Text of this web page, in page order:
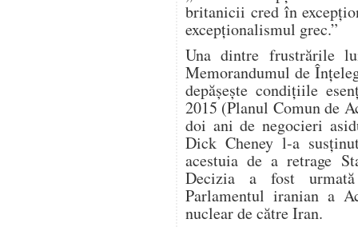
britanicii cred în
excepționalismul grec.”
Una dintre frustrările
Memorandumul de
depășește condițiile
2015 (Planul Comun de
doi ani de negocieri
Dick Cheney l-a
acestuia de a retrage
Decizia a fost
Parlamentul iranian a
nuclear de către Iran.